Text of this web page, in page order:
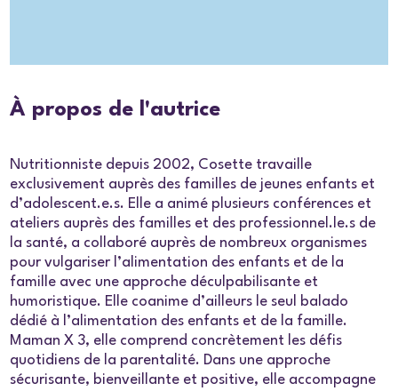
À propos de l'autrice
Nutritionniste depuis 2002, Cosette travaille
exclusivement auprès des familles de jeunes enfants et
d’adolescent.e.s. Elle a animé plusieurs conférences et
ateliers auprès des familles et des professionnel.le.s de
la santé, a collaboré auprès de nombreux organismes
pour vulgariser l’alimentation des enfants et de la
famille avec une approche déculpabilisante et
humoristique. Elle coanime d’ailleurs le seul balado
dédié à l’alimentation des enfants et de la famille.
Maman X 3, elle comprend concrètement les défis
quotidiens de la parentalité. Dans une approche
sécurisante, bienveillante et positive, elle accompagne